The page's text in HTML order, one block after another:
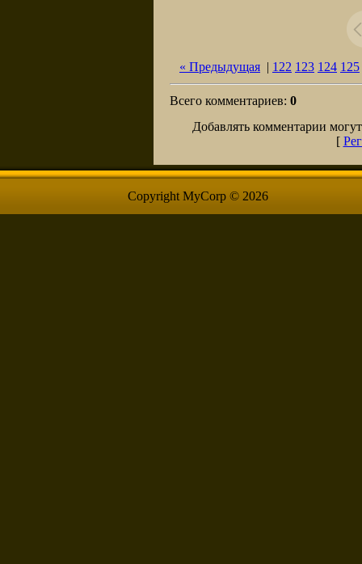
« Предыдущая | 122 123 124 125
Всего комментариев: 0
Добавлять комментарии
[
Copyright MyCorp © 2026